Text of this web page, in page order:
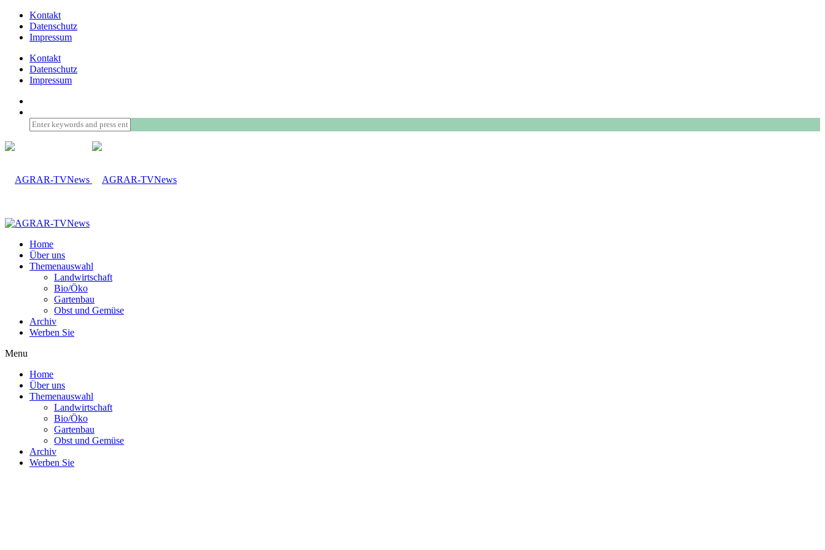
Kontakt
Datenschutz
Impressum
Kontakt
Datenschutz
Impressum
Home
Über uns
Themenauswahl
Landwirtschaft
Bio/Öko
Gartenbau
Obst und Gemüse
Archiv
Werben Sie
Menu
Home
Über uns
Themenauswahl
Landwirtschaft
Bio/Öko
Gartenbau
Obst und Gemüse
Archiv
Werben Sie